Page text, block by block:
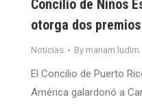
Concilio de Niños
otorga dos
Noticias By mariam.ludim
El Concilio de Puerto
América galardonó a